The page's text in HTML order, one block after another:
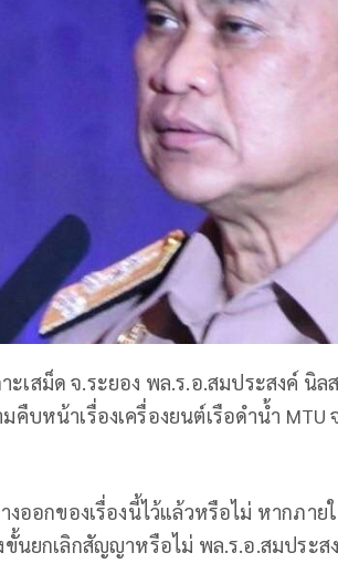
ะเสม็ด จ.ระยอง พล.ร.อ.สมประสงค์ นิ
บหน้าเรื่องเครื่องยนต์เรือดำน้ำ
งออกของเรื่องนี้ไว้แล้วหรือไม่ หากภา
นยกเลิกสัญญาหรือไม่ พล.ร.อ.สมประส